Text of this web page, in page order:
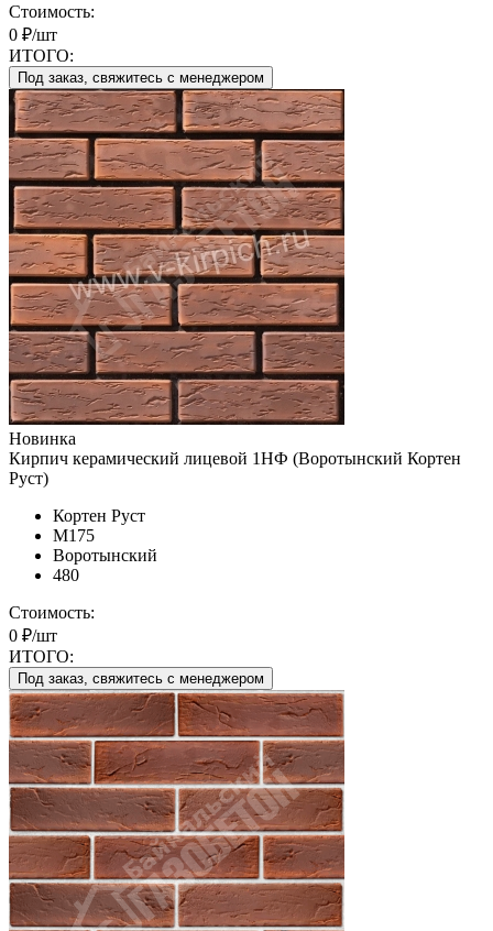
Стоимость:
0 ₽/шт
ИТОГО:
Под заказ, свяжитесь с менеджером
Новинка
Кирпич керамический лицевой 1НФ (Воротынский Кортен
Руст)
Кортен Руст
М175
Воротынский
480
Стоимость:
0 ₽/шт
ИТОГО:
Под заказ, свяжитесь с менеджером